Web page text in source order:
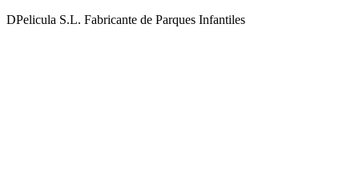
DPelicula S.L. Fabricante de Parques Infantiles